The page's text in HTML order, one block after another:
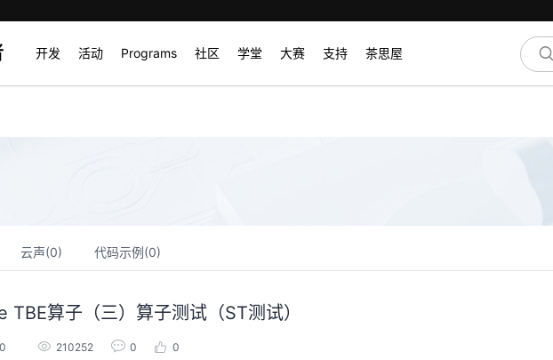
开发 活动 Programs 社区 学堂 大赛 支持 茶思屋
云声(0) 代码示例(0)
算子（三）算子测试（ST测试）
210252 0 0